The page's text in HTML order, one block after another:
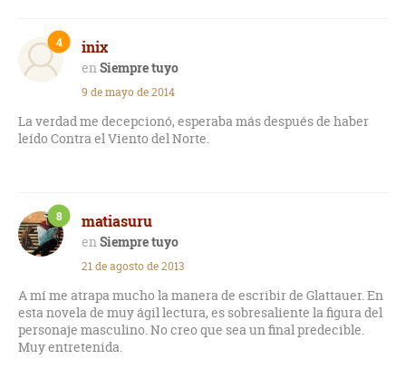
inix
Siempre tuyo
4
9 de mayo de 2014
La verdad me decepcionó, esperaba más después de haber
leído Contra el Viento del Norte.
matiasuru
Siempre tuyo
8
21 de agosto de 2013
A mí me atrapa mucho la manera de escribir de Glattauer. En
esta novela de muy ágil lectura, es sobresaliente la figura del
personaje masculino. No creo que sea un final predecible.
Muy entretenida.